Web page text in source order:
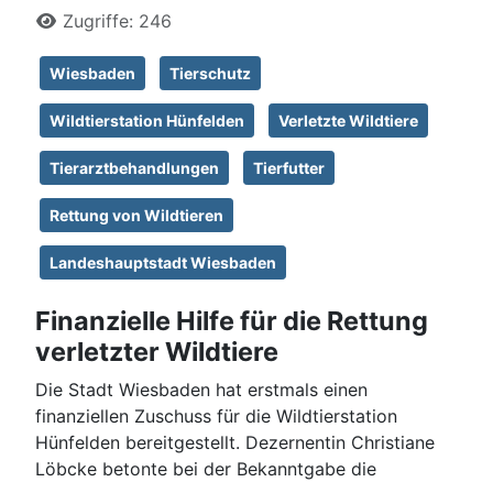
Zugriffe: 246
Wiesbaden Tierschutz
Wildtierstation Hünfelden Verletzte Wildtiere
Tierarztbehandlungen Tierfutter
Rettung von Wildtieren
Landeshauptstadt Wiesbaden
Finanzielle Hilfe für die Rettung
verletzter Wildtiere
Die Stadt Wiesbaden hat erstmals einen
finanziellen Zuschuss für die Wildtierstation
Hünfelden bereitgestellt. Dezernentin Christiane
Löbcke betonte bei der Bekanntgabe die